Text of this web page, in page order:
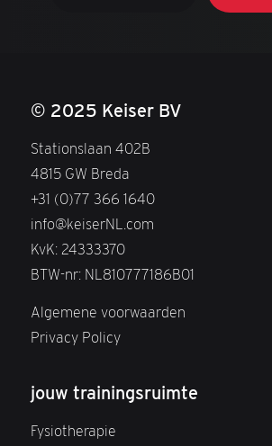
© 2025 Keiser BV
Stationslaan 402B
4815 GW Breda
+31 (0)77 366 1640
info@keiserNL.com
KvK: 24333370
BTW-nr: NL810777186B01
Algemene voorwaarden
Privacy Policy
jouw trainingsruimte
Fysiotherapie